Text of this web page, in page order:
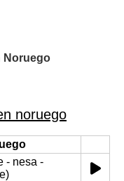
Noruego
noruego
- nesa -